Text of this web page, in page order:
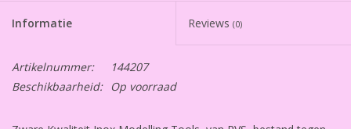
Informatie Reviews (0)
Artikelnummer:
144207
Beschikbaarheid:
Op voorraad